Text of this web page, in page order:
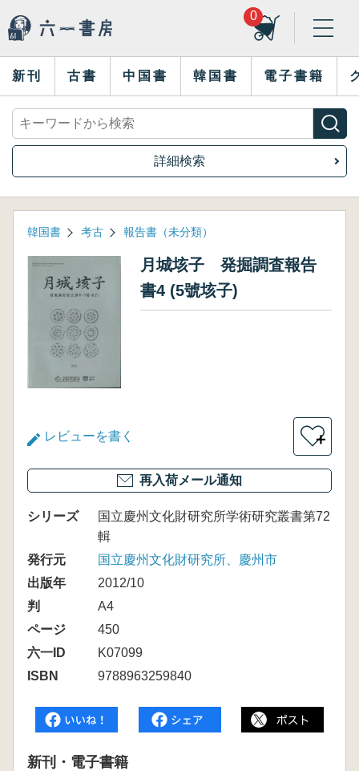
0
新刊 古書 中国書 韓国書 電子書籍
詳細検索
韓国書 考古 報告書（未分類）
月城垓子 発掘調査報告
書4 (5號垓子)
レビューを書く ＋
再入荷メール通知
シリーズ
国立慶州文化財研究所学術研究叢書第72
輯
発行元
国立慶州文化財研究所、慶州市
出版年
2012/10
判
A4
ページ
450
六一ID
K07099
ISBN
9788963259840
新刊・電子書籍